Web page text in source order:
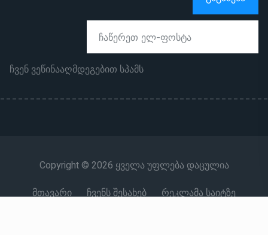
ჩვენ ვეწინააღმდეგებით სპამს
Copyright © 2026 ყველა უფლება დაცულია
მთავარი
ჩვენს შესახებ
რეკლამა საიტზე